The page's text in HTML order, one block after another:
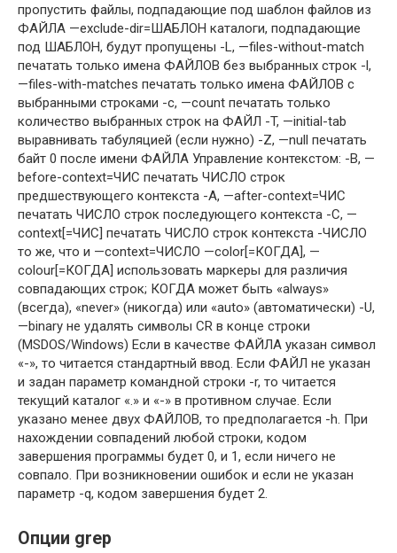
пропустить файлы, подпадающие под шаблон файлов из
ФАЙЛА —exclude-dir=ШАБЛОН каталоги, подпадающие
под ШАБЛОН, будут пропущены -L, —files-without-match
печатать только имена ФАЙЛОВ без выбранных строк -l,
—files-with-matches печатать только имена ФАЙЛОВ с
выбранными строками -c, —count печатать только
количество выбранных строк на ФАЙЛ -T, —initial-tab
выравнивать табуляцией (если нужно) -Z, —null печатать
байт 0 после имени ФАЙЛА Управление контекстом: -B, —
before-context=ЧИС печатать ЧИСЛО строк
предшествующего контекста -A, —after-context=ЧИС
печатать ЧИСЛО строк последующего контекста -C, —
context[=ЧИС] печатать ЧИСЛО строк контекста -ЧИСЛО
то же, что и —context=ЧИСЛО —color[=КОГДА], —
colour[=КОГДА] использовать маркеры для различия
совпадающих строк; КОГДА может быть «always»
(всегда), «never» (никогда) или «auto» (автоматически) -U,
—binary не удалять символы CR в конце строки
(MSDOS/Windows) Если в качестве ФАЙЛА указан символ
«-», то читается стандартный ввод. Если ФАЙЛ не указан
и задан параметр командной строки -r, то читается
текущий каталог «.» и «-» в противном случае. Если
указано менее двух ФАЙЛОВ, то предполагается -h. При
нахождении совпадений любой строки, кодом
завершения программы будет 0, и 1, если ничего не
совпало. При возникновении ошибок и если не указан
параметр -q, кодом завершения будет 2.
Опции grep